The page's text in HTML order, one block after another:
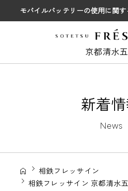
モバイルバッテリーの使用に関
京都清水
新着
News
相鉄フレッサイン
相鉄フレッサイン 京都清水